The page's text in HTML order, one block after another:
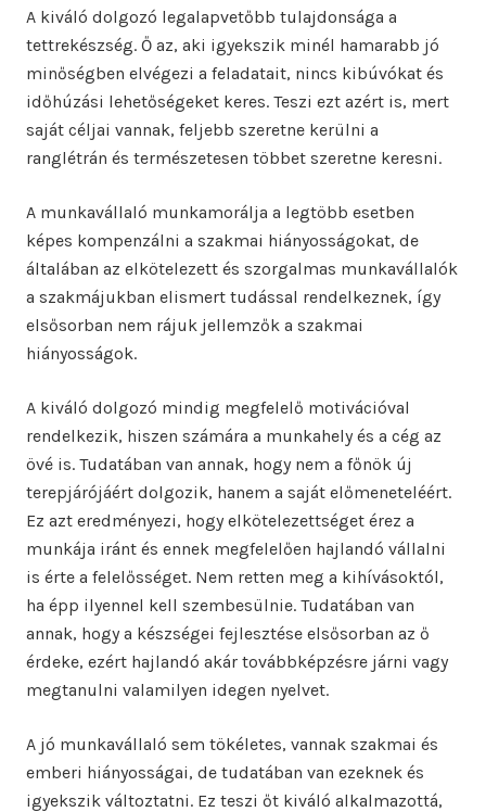
A kiváló dolgozó legalapvetőbb tulajdonsága a
tettrekészség. Ő az, aki igyekszik minél hamarabb jó
minőségben elvégezi a feladatait, nincs kibúvókat és
időhúzási lehetőségeket keres. Teszi ezt azért is, mert
saját céljai vannak, feljebb szeretne kerülni a
ranglétrán és természetesen többet szeretne keresni.
A munkavállaló munkamorálja a legtöbb esetben
képes kompenzálni a szakmai hiányosságokat, de
általában az elkötelezett és szorgalmas munkavállalók
a szakmájukban elismert tudással rendelkeznek, így
elsősorban nem rájuk jellemzők a szakmai
hiányosságok.
A kiváló dolgozó mindig megfelelő motivációval
rendelkezik, hiszen számára a munkahely és a cég az
övé is. Tudatában van annak, hogy nem a főnök új
terepjárójáért dolgozik, hanem a saját előmeneteléért.
Ez azt eredményezi, hogy elkötelezettséget érez a
munkája iránt és ennek megfelelően hajlandó vállalni
is érte a felelősséget. Nem retten meg a kihívásoktól,
ha épp ilyennel kell szembesülnie. Tudatában van
annak, hogy a készségei fejlesztése elsősorban az ő
érdeke, ezért hajlandó akár továbbképzésre járni vagy
megtanulni valamilyen idegen nyelvet.
A jó munkavállaló sem tökéletes, vannak szakmai és
emberi hiányosságai, de tudatában van ezeknek és
igyekszik változtatni. Ez teszi őt kiváló alkalmazottá,